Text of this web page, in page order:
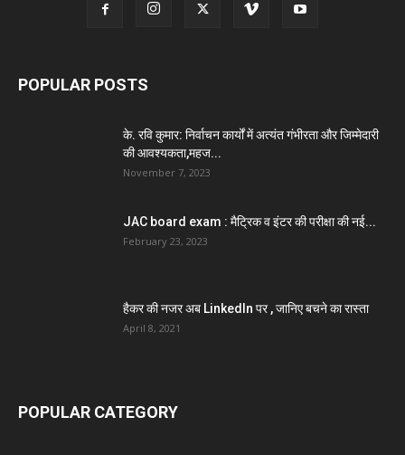
POPULAR POSTS
के. रवि कुमार: निर्वाचन कार्यों में अत्यंत गंभीरता और जिम्मेदारी
की आवश्यकता,महज...
November 7, 2023
JAC board exam : मैट्रिक व इंटर की परीक्षा की नई...
February 23, 2023
हैकर की नजर अब LinkedIn पर , जानिए बचने का रास्ता
April 8, 2021
POPULAR CATEGORY